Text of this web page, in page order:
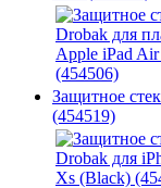
Защитное
(454519)